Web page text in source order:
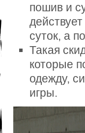
пошив и
суток, а
Такая
которые
одежду,
игры.